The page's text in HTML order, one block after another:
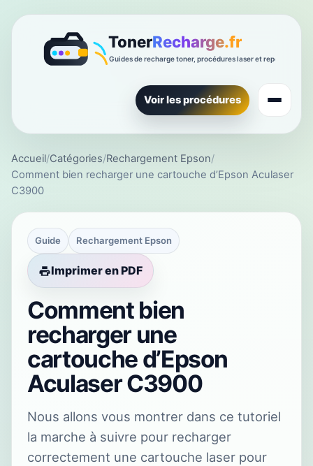
Voir les procédures
Accueil/Catégories/Rechargement Epson/
Comment bien recharger une cartouche d’Epson Aculaser
C3900
Guide Rechargement Epson
Imprimer en PDF
Comment bien
recharger une
cartouche d’Epson
Aculaser C3900
Nous allons vous montrer dans ce tutoriel
la marche à suivre pour recharger
correctement une cartouche laser pour